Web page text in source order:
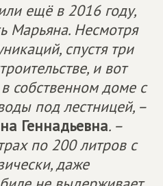
ещё в 2016 году,
Марьяна. Несмотря
спустя три
и вот
собственном доме с
под лестницей, –
Геннадьевна. –
по 200 литров с
даже